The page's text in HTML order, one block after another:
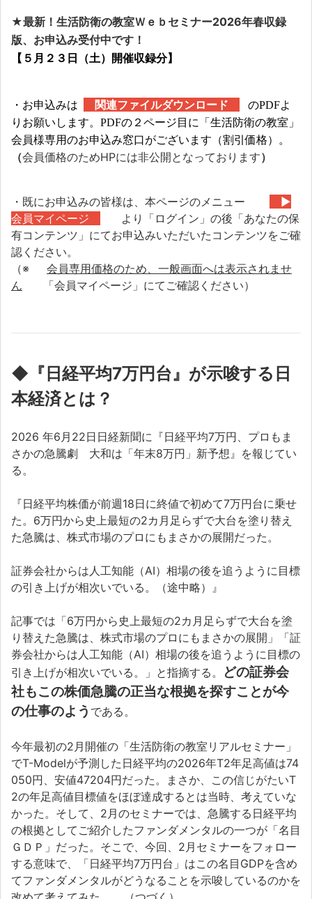
★最新！生活防衛の教室Ｗｅｂセミナー2026年春収録
版、お申込み受付中です！
【５月２３日（土）開催収録分】
・お申込みは 関連ファイルダウンロード
のPDFよ
りお願いします。PDFの２ページ目に「生活防衛の教室」
会員様専用のお申込み窓口がございます（割引価格）。
（会員価格のためHPには非公開となっております）
・ 既にお申込みの皆様は、本ページのメニュー
▶
会員マイページ
より「ログイン」の後「あなたの保
有コンテンツ」にてお申込みいただいたコンテンツをご確
認ください。
（※
会員専用価格のため、一般画面へは表示されませ
ん
「会員マイページ」にてご確認ください）
◆ 『日経平均7万円台』が示唆する日
本経済とは？
2026 年6月22日日経新聞に『日経平均7万円、プロもま
さかの急騰劇 大和は「年末8万円」新予想』を報じてい
る。
『日経平均株価が前週18日に終値で初めて7万円台に乗せ
た。6万円から史上最短の2カ月足らずで大台を塗り替え
た急騰は、株式市場のプロにもまさかの展開だった。
証券会社からは人工知能（AI）相場の後を追うように目標
の引き上げが相次いでいる。（途中略）』
記事では「6万円から史上最短の2カ月足らずで大台を塗
り替えた急騰は、株式市場のプロにもまさかの展開」「証
券会社からは人工知能（AI）相場の後を追うように目標の
引き上げが相次いでいる。」と指摘する。
どの証券会
社もこの株価急騰の正当な根拠を探すことが今
の仕事のよう である。
今年最初の2月開催の「生活防衛の教室リアルセミナー」
でT-Modelが予測した日経平均の2026年T2年足高値は74
050円、安値47204円だった。まさか、この信じがたいT
2の年足高値目標値をほぼ達成するとは当時、考えていな
かった。そして、2月のセミナーでは、急騰する日経平均
の根拠としてご紹介したファンダメンタルの一つが「名目
ＧＤＰ」だった。そこで、今回、2月セミナーをフォロー
する意味で、「日経平均7万円台」はこの名目GDPを含め
てファンダメンタルがどうなることを示唆しているのかを